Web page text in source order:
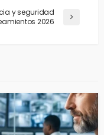
y seguridad
2026